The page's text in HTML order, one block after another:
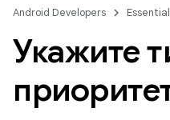
Android Developers
Укажите